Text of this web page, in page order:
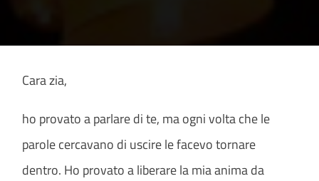
Cara zia,
ho provato a parlare di te, ma ogni volta che le
parole cercavano di uscire le facevo tornare
dentro. Ho provato a liberare la mia anima da